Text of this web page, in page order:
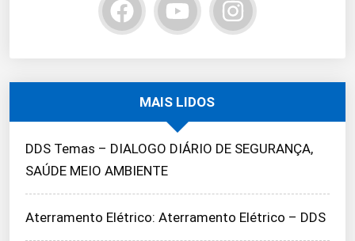
MAIS LIDOS
DDS Temas – DIALOGO DIÁRIO DE SEGURANÇA,
SAÚDE MEIO AMBIENTE
Aterramento Elétrico: Aterramento Elétrico – DDS